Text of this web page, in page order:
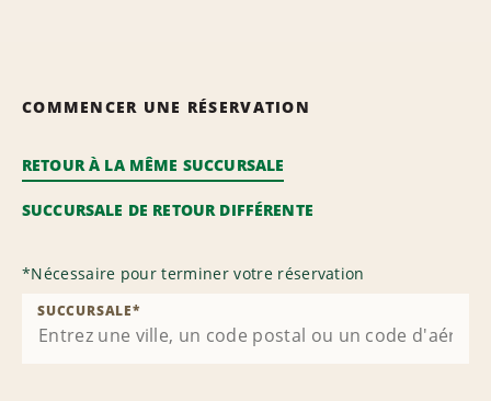
COMMENCER UNE RÉSERVATION
RETOUR À LA MÊME SUCCURSALE
SUCCURSALE DE RETOUR DIFFÉRENTE
*Nécessaire pour terminer votre réservation
SUCCURSALE*